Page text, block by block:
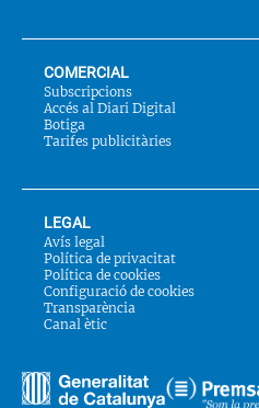
COMERCIAL
Subscripcions
Accés al Diari Digital
Botiga
Tarifes publicitàries
LEGAL
Avís legal
Política de privacitat
Política de cookies
Configuració de cookies
Transparència
Canal ètic